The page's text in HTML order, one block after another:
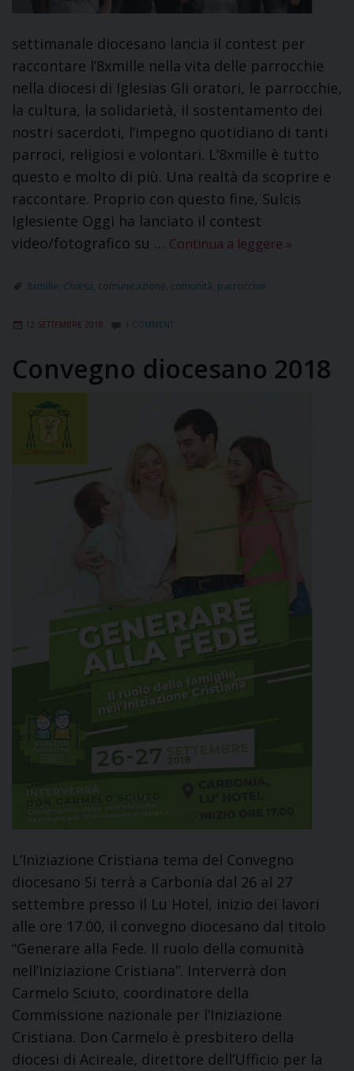
settimanale diocesano lancia il contest per
raccontare l’8xmille nella vita delle parrocchie
nella diocesi di Iglesias Gli oratori, le parrocchie,
la cultura, la solidarietà, il sostentamento dei
nostri sacerdoti, l’impegno quotidiano di tanti
parroci, religiosi e volontari. L’8xmille è tutto
questo e molto di più. Una realtà da scoprire e
raccontare. Proprio con questo fine, Sulcis
Iglesiente Oggi ha lanciato il contest
video/fotografico su … Continua a leggere »
8xmille Chiesa comunicazione comunità parrocchie
12 SETTEMBRE 2018 1 COMMENT
Convegno diocesano 2018
L’Iniziazione Cristiana tema del Convegno
diocesano Si terrà a Carbonia dal 26 al 27
settembre presso il Lu Hotel, inizio dei lavori
alle ore 17.00, il convegno diocesano dal titolo
“Generare alla Fede. Il ruolo della comunità
nell’Iniziazione Cristiana”. Interverrà don
Carmelo Sciuto, coordinatore della
Commissione nazionale per l’Iniziazione
Cristiana. Don Carmelo è presbitero della
diocesi di Acireale, direttore dell’Ufficio per la